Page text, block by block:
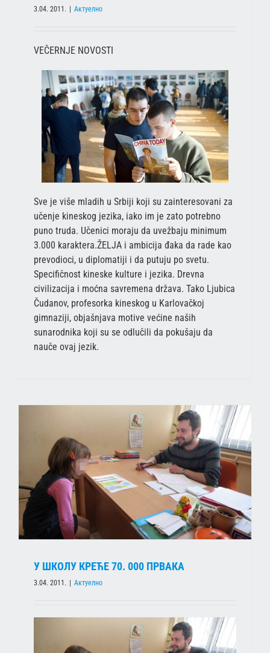
3.04. 2011. Актуелно
VEČERNJE NOVOSTI
Sve je više mladih u Srbiji koji su zainteresovani za
učenje kineskog jezika, iako im je zato potrebno
puno truda. Učenici moraju da uvežbaju minimum
3.000 karaktera.ŽELJA i ambicija đaka da rade kao
prevodioci, u diplomatiji i da putuju po svetu.
Specifičnost kineske kulture i jezika. Drevna
civilizacija i moćna savremena država. Tako Ljubica
Čudanov, profesorka kineskog u Karlovačkoj
gimnaziji, objašnjava motive većine naših
sunarodnika koji su se odlučili da pokušaju da
nauče ovaj jezik.
У ШКОЛУ КРЕЋЕ 70. 000 ПРВАКА
3.04. 2011. Актуелно